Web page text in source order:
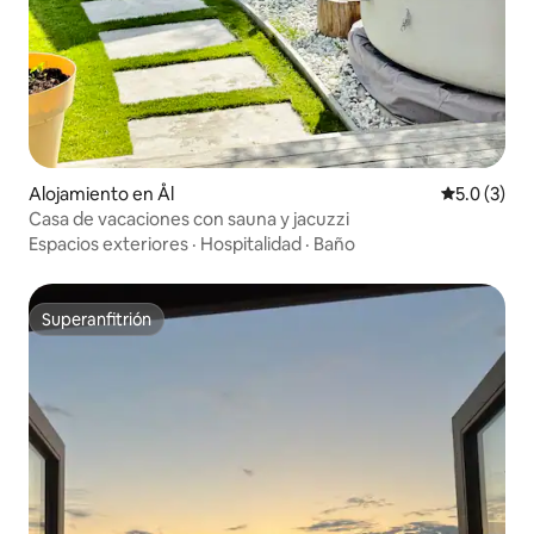
Alojamiento en Ål
5.0 (3)
Casa de vacaciones con sauna y jacuzzi
Espacios exteriores · Hospitalidad · Baño
Superanfitrión
Superanfitrión